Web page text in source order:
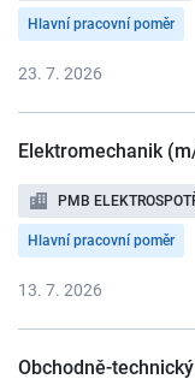
Hlavní pracovní poměr
23. 7. 2026
Elektromechanik
PMB
Hlavní pracovní poměr
13. 7. 2026
Obchodně-